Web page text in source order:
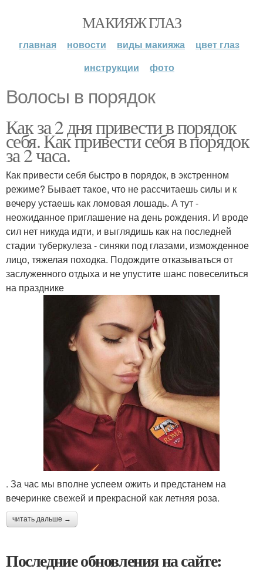
МАКИЯЖ ГЛАЗ
главная новости виды макияжа
цвет глаз
инструкции
фото
Волосы в порядок
Как за 2 дня привести в порядок
себя. Как привести себя в порядок
за 2 часа.
Как привести себя быстро в порядок, в экстренном
режиме? Бывает такое, что не рассчитаешь силы и к
вечеру устаешь как ломовая лошадь. А тут -
неожиданное приглашение на день рождения. И вроде
сил нет никуда идти, и выглядишь как на последней
стадии туберкулеза - синяки под глазами, изможденное
лицо, тяжелая походка. Подождите отказываться от
заслуженного отдыха и не упустите шанс повеселиться
на празднике
. За час мы вполне успеем ожить и предстанем на
вечеринке свежей и прекрасной как летняя роза.
читать дальше →
Последние обновления на сайте: